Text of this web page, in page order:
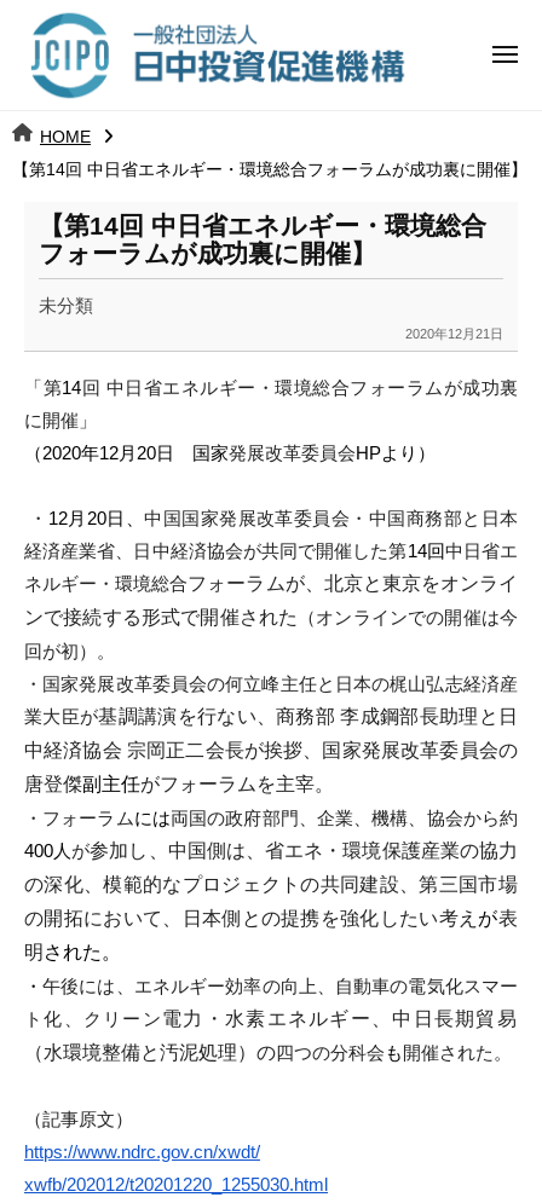
ツ 日
中
投
資
進
機
j
c
メ
HOME
【第14回 中日省エネルギー・環境総合フォーラムが成功裏に開催】
【第14回 中日省エネルギー・環境総合
フォーラムが成功裏に開催】
未分類
2020年12月21日
k
a
n
m
「第14回 中日省エネルギー・環境総合フォーラムが成功裏
に開催」
（2020年12月20日 国家発展改革委員会HPより）
・ 12月20日、中国国家発展改革委員会・ 中国商務部と日本
経済産業省、 日中経済協会が共同で開催した第14回中日省エ
ネルギー・環境総合フォーラムが、 北京と東京をオンライ
ンで接続する形式で開催された
（オンラインでの開催は今
回が初）。
・ 国家発展改革委員会の何立峰主任と日本の梶山弘志経済産
業大臣が基調講演を行ない、 商務部 李成鋼部長助理 と日
中経済協会 宗岡 正二会長が挨拶、
国家発展改革委員会の
唐登傑副主任がフォーラムを主宰。
・フォーラムには両国の政府部門、企業、機構、協会から約
400人が参加し、 中国側は、省エネ・環境保護産業の協力
の深化、模範的なプロ ジェクトの共同建設、第三国市場
の開拓において、
日本側との提携を強化したい考え が表
明 された。
・午後には、エネルギー効率の向上、自動車の電気化スマー
ト化、
クリーン電力・水素エネルギー、中日長期貿易
（水環境整備と汚泥処理）の四つの分科会も 開催された。
（記事原文）
https://www.ndrc.gov.cn/xwdt/
xwfb/202012/t20201220_1255030.html
日
中
資
進
機